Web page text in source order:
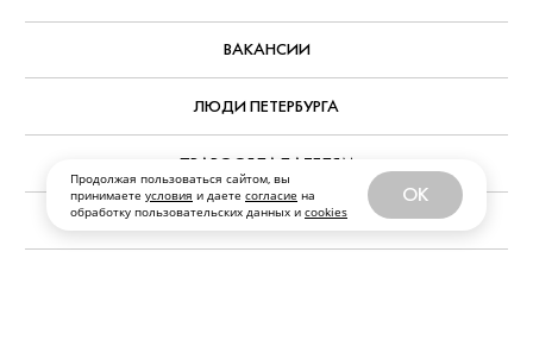
Продолжая пользоваться сайтом, вы
принимаете условия и даете согласие на
обработку пользовательских данных и cookies
OK
ВАКАНСИИ
ЛЮДИ ПЕТЕРБУРГА
ПРАВООБЛАДАТЕЛЯМ
АРХИВ НОМЕРОВ